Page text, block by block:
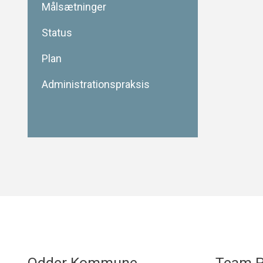
Målsætninger
Status
Plan
Administrationspraksis